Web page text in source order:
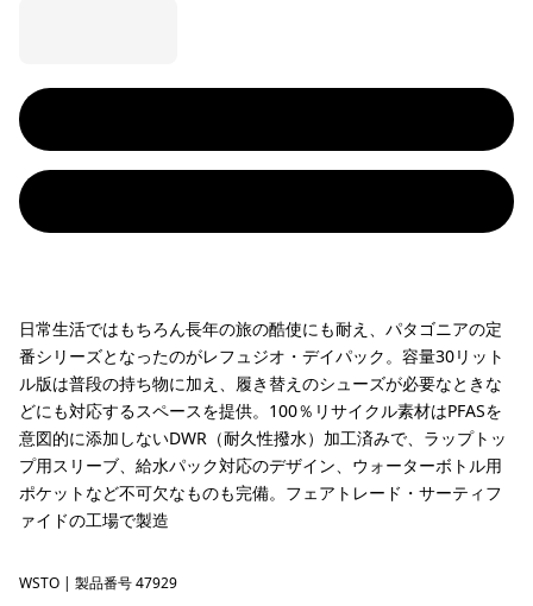
日常生活ではもちろん長年の旅の酷使にも耐え、パタゴニアの定
番シリーズとなったのがレフュジオ・デイパック。容量30リット
ル版は普段の持ち物に加え、履き替えのシューズが必要なときな
どにも対応するスペースを提供。100％リサイクル素材はPFASを
意図的に添加しないDWR（耐久性撥水）加工済みで、ラップトッ
プ用スリーブ、給水パック対応のデザイン、ウォーターボトル用
ポケットなど不可欠なものも完備。フェアトレード・サーティフ
ァイドの工場で製造
Weathered Stone
WSTO | 製品番号 47929